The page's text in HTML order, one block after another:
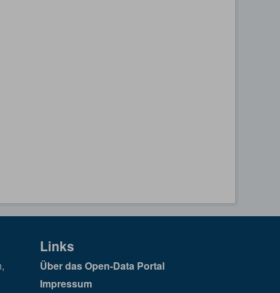
Links
Über das Open-Data Portal
Impressum